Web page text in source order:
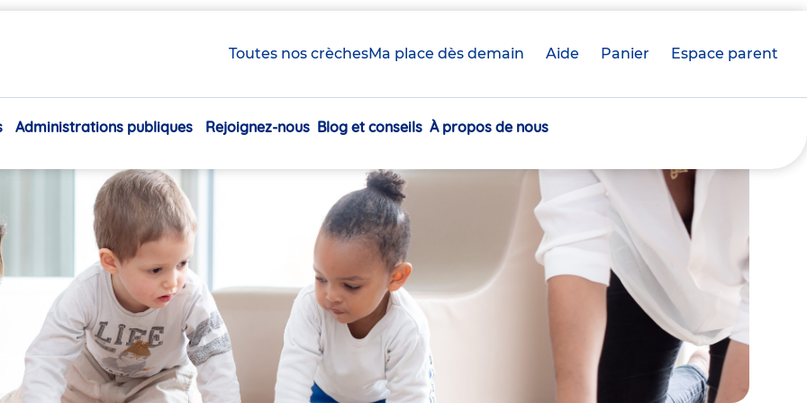
Toutes nos crèchesMa place dès demain Aide Panier crèche(s)
Espace parent
Navigation
Administrations publiques Rejoignez-nous Blog et conseils À propos de nous